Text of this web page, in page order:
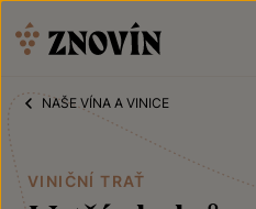
NAŠE VÍNA A VINICE
VINIČNÍ TRAŤ